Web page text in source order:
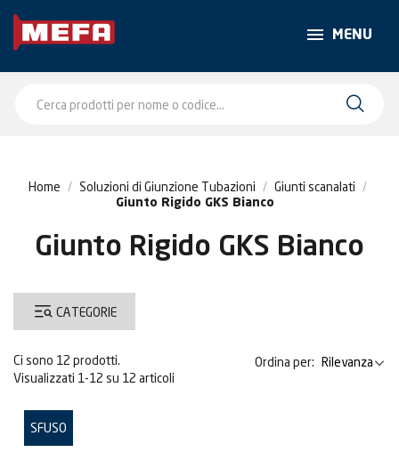
MENU
Home Soluzioni di Giunzione Tubazioni Giunti scanalati
Giunto Rigido GKS Bianco
Giunto Rigido GKS Bianco
CATEGORIE
Ci sono 12 prodotti. Ordina per: Rilevanza
Visualizzati 1-12 su 12 articoli
SFUSO